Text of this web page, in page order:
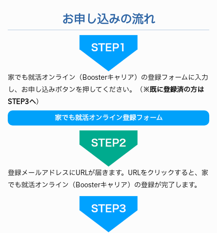
お申し込みの流れ
家でも就活オンライン（Boosterキャリア）の登録フォームに入力
し、お申し込みボタンを押してください。（ ※既に登録済の方は
STEP3へ）
家でも就活オンライン登録フォーム
登録メールアドレスにURLが届きます。URLをクリックすると、家
でも就活オンライン（Boosterキャリア）の登録が完了します。